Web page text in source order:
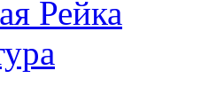
Рейка